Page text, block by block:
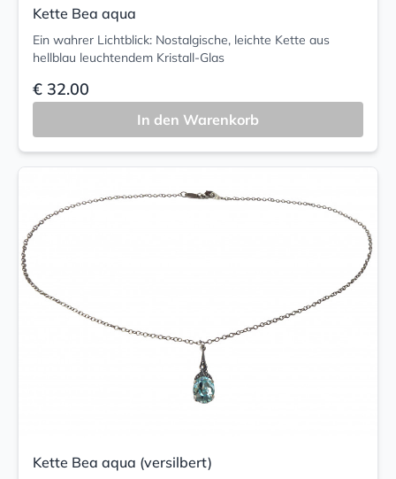
Kette Bea aqua
Ein wahrer Lichtblick: Nostalgische, leichte Kette aus
hellblau leuchtendem Kristall-Glas
€ 32.00
In den Warenkorb
Kette Bea aqua (versilbert)